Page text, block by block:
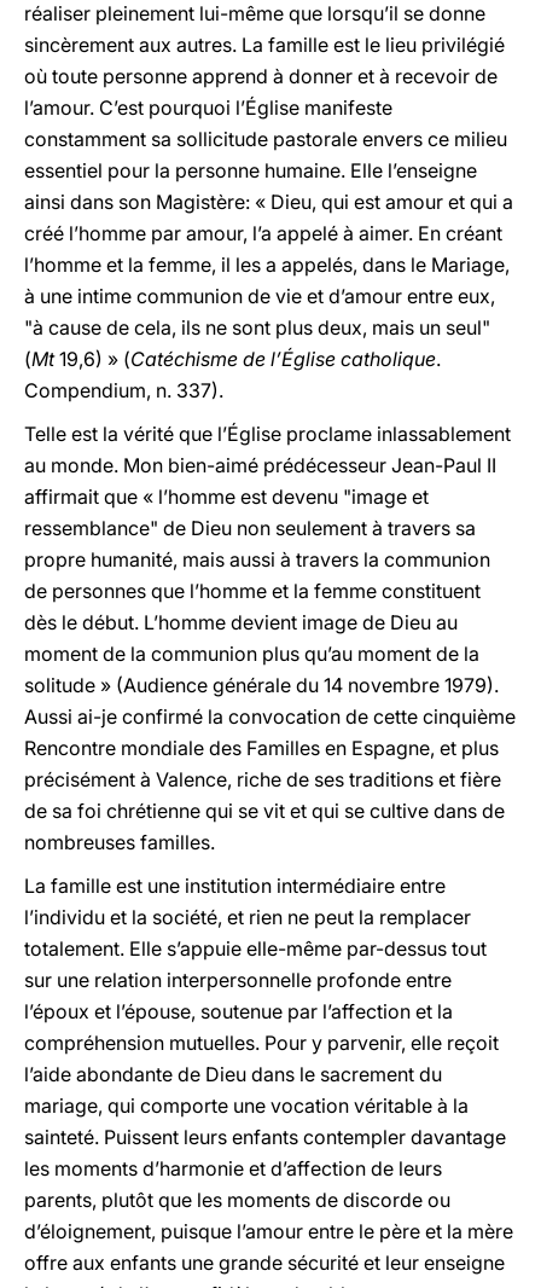
réaliser pleinement lui-même que lorsqu’il se donne
sincèrement aux autres. La famille est le lieu privilégié
où toute personne apprend à donner et à recevoir de
l’amour. C’est pourquoi l’Église manifeste
constamment sa sollicitude pastorale envers ce milieu
essentiel pour la personne humaine. Elle l’enseigne
ainsi dans son Magistère: « Dieu, qui est amour et qui a
créé l’homme par amour, l’a appelé à aimer. En créant
l’homme et la femme, il les a appelés, dans le Mariage,
à une intime communion de vie et d’amour entre eux,
"à cause de cela, ils ne sont plus deux, mais un seul"
(Mt19,6) » (Catéchisme de l’Église catholique.
Compendium, n. 337).
Telle est la vérité que l’Église proclame inlassablement
au monde. Mon bien-aimé prédécesseur Jean-Paul II
affirmait que « l’homme est devenu "image et
ressemblance" de Dieu non seulement à travers sa
propre humanité, mais aussi à travers la communion
de personnes que l’homme et la femme constituent
dès le début. L’homme devient image de Dieu au
moment de la communion plus qu’au moment de la
solitude » (Audience générale du 14 novembre 1979).
Aussi ai-je confirmé la convocation de cette cinquième
Rencontre mondiale des Familles en Espagne, et plus
précisément à Valence, riche de ses traditions et fière
de sa foi chrétienne qui se vit et qui se cultive dans de
nombreuses familles.
La famille est une institution intermédiaire entre
l’individu et la société, et rien ne peut la remplacer
totalement. Elle s’appuie elle-même par-dessus tout
sur une relation interpersonnelle profonde entre
l’époux et l’épouse, soutenue par l’affection et la
compréhension mutuelles. Pour y parvenir, elle reçoit
l’aide abondante de Dieu dans le sacrement du
mariage, qui comporte une vocation véritable à la
sainteté. Puissent leurs enfants contempler davantage
les moments d’harmonie et d’affection de leurs
parents, plutôt que les moments de discorde ou
d’éloignement, puisque l’amour entre le père et la mère
offre aux enfants une grande sécurité et leur enseigne